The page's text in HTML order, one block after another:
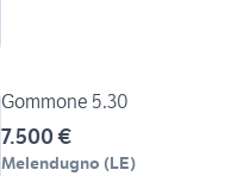
Gommone 5.30
7.500 €
Melendugno (LE)